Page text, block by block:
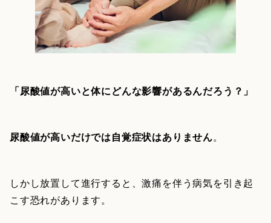
「尿酸値が高いと体にどんな影響があるんだろう？」
尿酸値が高いだけでは自覚症状はありません。
しかし放置して進行すると、激痛を伴う病気を引き起
こす恐れがあります。